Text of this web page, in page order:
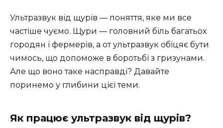
Ультразвук від щурів — поняття, яке ми все
частіше чуємо. Щури — головний біль багатьох
городян і фермерів, а от ультразвук обіцяє бути
чимось, що допоможе в боротьбі з гризунами.
Але що воно таке насправді? Давайте
поринемо у глибини цієї теми.
Як працює ультразвук від щурів?